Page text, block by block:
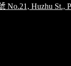
No.21, Huzhu St.,